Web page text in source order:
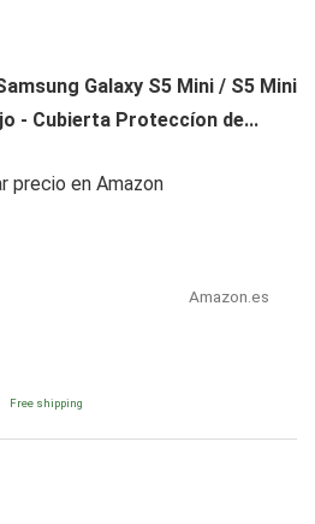
Galaxy S5 Mini / S5 Mini
- Cubierta Proteccíon de...
precio en Amazon
Amazon.es
Free shipping